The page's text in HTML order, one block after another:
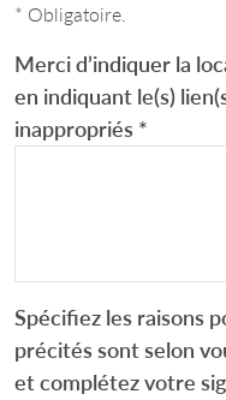
* Obligatoire.
Merci d’indiquer la
en indiquant le(s)
inappropriés *
Spécifiez les raisons
précités sont selon
et complétez votre